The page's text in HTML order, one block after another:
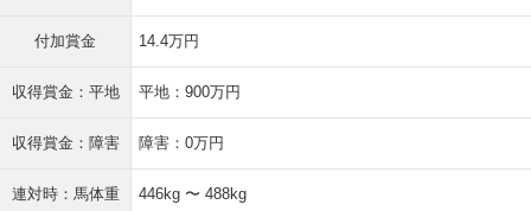
付加賞金 14.4万円
収得賞金：平地 平地：900万円
収得賞金：障害 障害：0万円
連対時：馬体重 446kg 〜 488kg